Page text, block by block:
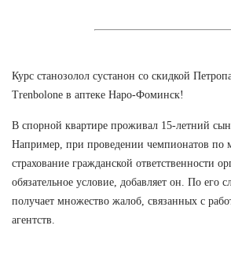
Курс станозолол сустанон со скидкой
Trenbolone в аптеке Наро-Фоминск!
В спорной квартире проживал 15-летний
Например, при проведении чемпионатов по
страхование гражданской ответственности
обязательное условие, добавляет он. По его
получает множество жалоб, связанных с
агентств.